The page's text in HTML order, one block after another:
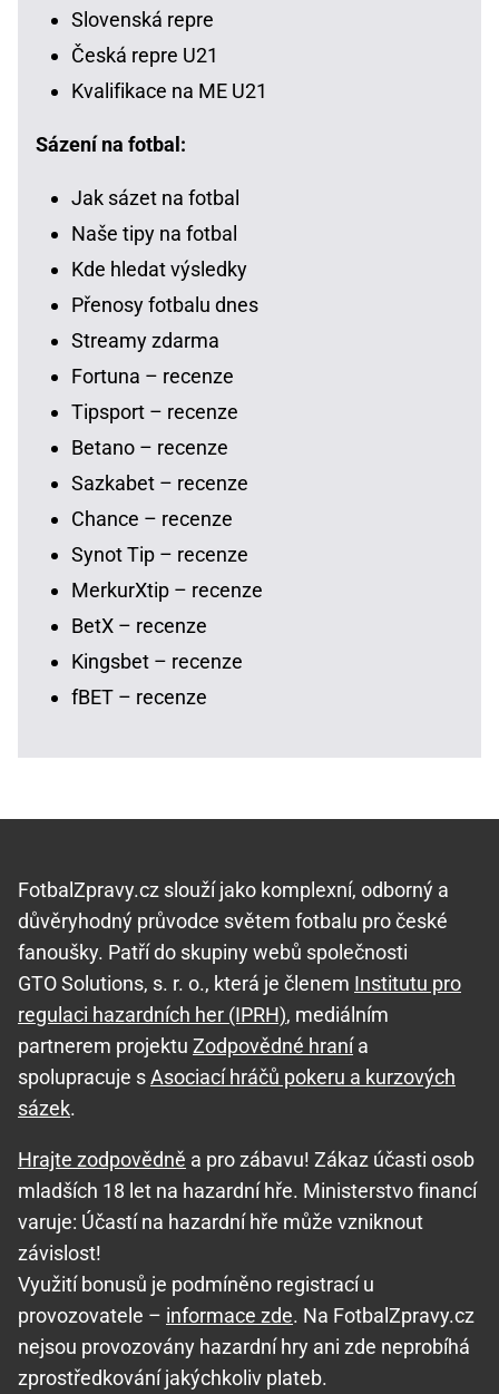
Slovenská repre
Česká repre U21
Kvalifikace na ME U21
Sázení na fotbal:
Jak sázet na fotbal
Naše tipy na fotbal
Kde hledat výsledky
Přenosy fotbalu dnes
Streamy zdarma
Fortuna – recenze
Tipsport – recenze
Betano – recenze
Sazkabet – recenze
Chance – recenze
Synot Tip – recenze
MerkurXtip – recenze
BetX – recenze
Kingsbet – recenze
fBET – recenze
FotbalZpravy.cz slouží jako komplexní, odborný a
důvěryhodný průvodce světem fotbalu pro české
fanoušky. Patří do skupiny webů společnosti
GTO Solutions, s. r. o., která je členem Institutu pro
regulaci hazardních her (IPRH), mediálním
partnerem projektu Zodpovědné hranía
spolupracuje sAsociací hráčů pokeru a kurzových
sázek.
Hrajte zodpovědně a pro zábavu! Zákaz účasti osob
mladších 18 let na hazardní hře. Ministerstvo financí
varuje: Účastí na hazardní hře může vzniknout
závislost!
Využití bonusů je podmíněno registrací u
provozovatele – informace zde. Na FotbalZpravy.cz
nejsou provozovány hazardní hry ani zde neprobíhá
zprostředkování jakýchkoliv plateb.